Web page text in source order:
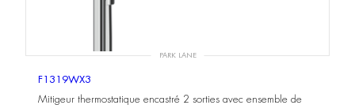
PARK LANE
F1319WX3
Mitigeur thermostatique encastré 2 sorties avec ensemble de